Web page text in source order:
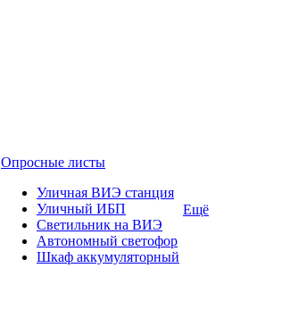
Опросные листы
Уличная ВИЭ станция
Уличный ИБП
Светильник на ВИЭ
Автономный светофор
Шкаф аккумуляторный
Ещё